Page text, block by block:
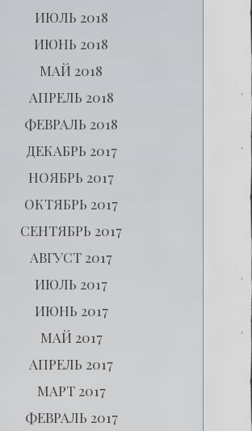
ИЮЛЬ 2018
ИЮНЬ 2018
МАЙ 2018
АПРЕЛЬ 2018
ФЕВРАЛЬ 2018
ДЕКАБРЬ 2017
НОЯБРЬ 2017
ОКТЯБРЬ 2017
СЕНТЯБРЬ 2017
АВГУСТ 2017
ИЮЛЬ 2017
ИЮНЬ 2017
МАЙ 2017
АПРЕЛЬ 2017
МАРТ 2017
ФЕВРАЛЬ 2017